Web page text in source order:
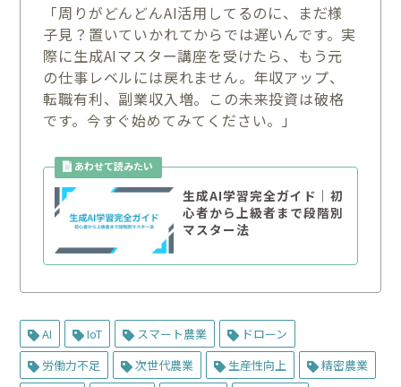
「周りがどんどんAI活用してるのに、まだ様
子見？置いていかれてからでは遅いんです。実
際に生成AIマスター講座を受けたら、もう元
の仕事レベルには戻れません。年収アップ、
転職有利、副業収入増。この未来投資は破格
です。今すぐ始めてみてください。」
生成AI学習完全ガイド｜初
心者から上級者まで段階別
マスター法
AI IoT スマート農業
ドローン
労働力不足
次世代農業 生産性向上
精密農業